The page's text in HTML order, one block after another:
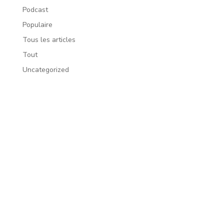
Podcast
Populaire
Tous les articles
Tout
Uncategorized